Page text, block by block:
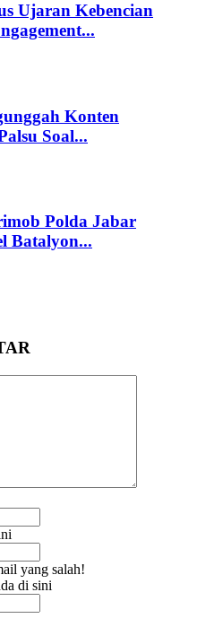
Ujaran Kebencian
Konten
Soal...
Polda Jabar
Batalyon...
yang salah!
di sini